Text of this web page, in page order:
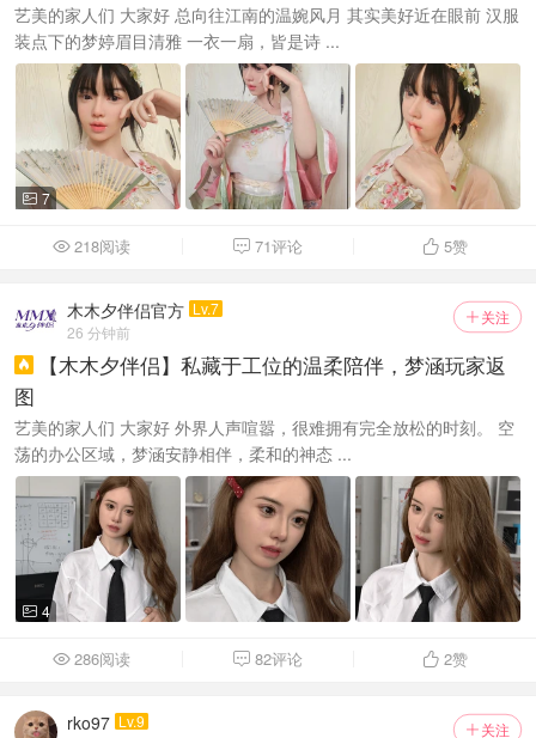
艺美的家人们 大家好 总向往江南的温婉风月 其实美好近在眼前 汉服
装点下的梦婷眉目清雅 一衣一扇，皆是诗 ...
 7
218阅读  71评论  5赞
 关注
木木夕伴侣官方 Lv.7
26 分钟前

【木木夕伴侣】私藏于工位的温柔陪伴，梦涵玩家返
图
艺美的家人们 大家好 外界人声喧嚣，很难拥有完全放松的时刻。 空
荡的办公区域，梦涵安静相伴，柔和的神态 ...
 4
286阅读  82评论  2赞
 关注
rko97 Lv.9